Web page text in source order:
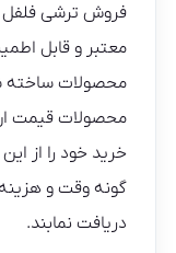
فروش ترشی فلفل
معتبر و قابل
محصولات ساخته
محصولات قیمت
خرید خود را از
گونه وقت و
دریافت نمابند.